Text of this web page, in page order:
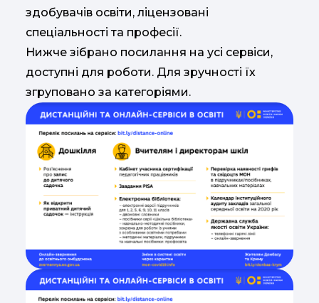
здобувачів освіти, ліцензовані
спеціальності та професії.
Нижче зібрано посилання на усі сервіси,
доступні для роботи. Для зручності їх
згруповано за категоріями.